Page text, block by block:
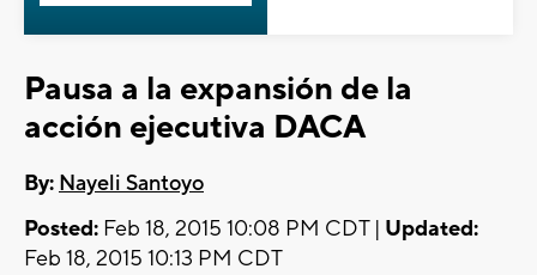
Pausa a la expansión de la
acción ejecutiva DACA
By: Nayeli Santoyo
Posted: Feb 18, 2015 10:08 PM CDT | Updated:
Feb 18, 2015 10:13 PM CDT